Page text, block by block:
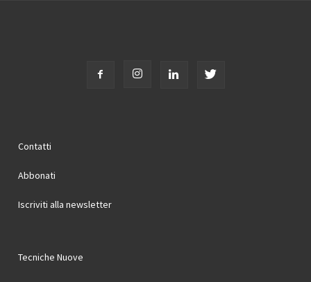
Contatti
Abbonati
Iscriviti alla newsletter
Tecniche Nuove